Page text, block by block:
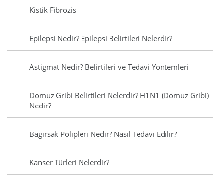
Kistik Fibrozis
Epilepsi Nedir? Epilepsi Belirtileri Nelerdir?
Astigmat Nedir? Belirtileri ve Tedavi Yöntemleri
Domuz Gribi Belirtileri Nelerdir? H1N1 (Domuz Gribi)
Nedir?
Bağırsak Polipleri Nedir? Nasıl Tedavi Edilir?
Kanser Türleri Nelerdir?